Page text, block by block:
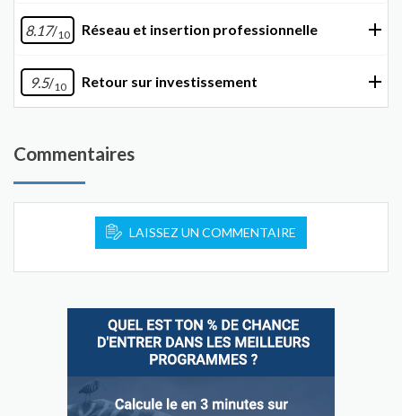
8.17/10 Réseau et insertion professionnelle
9.5/10 Retour sur investissement
Commentaires
LAISSEZ UN COMMENTAIRE